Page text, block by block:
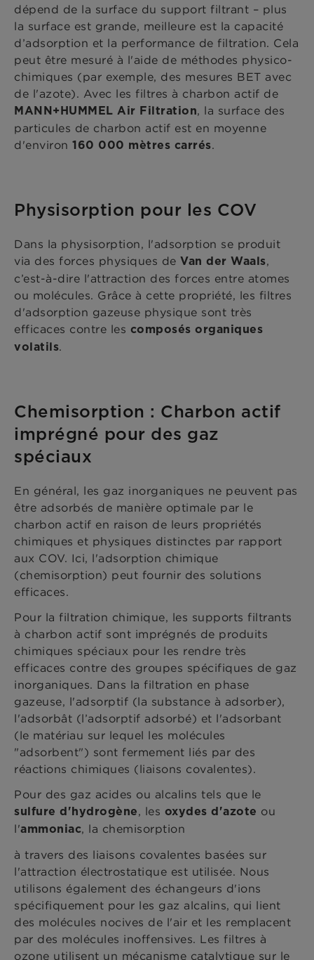
dépend de la surface du support filtrant – plus
la surface est grande, meilleure est la capacité
d’adsorption et la performance de filtration. Cela
peut être mesuré à l'aide de méthodes physico-
chimiques (par exemple, des mesures BET avec
de l'azote). Avec les filtres à charbon actif de
MANN+HUMMEL Air Filtration, la surface des
particules de charbon actif est en moyenne
d'environ 160 000 mètres carrés.
Physisorption pour les COV
Dans la physisorption, l'adsorption se produit
via des forces physiques de Van der Waals,
c’est-à-dire l'attraction des forces entre atomes
ou molécules. Grâce à cette propriété, les filtres
d'adsorption gazeuse physique sont très
efficaces contre les composés organiques
volatils.
Chemisorption : Charbon actif
imprégné pour des gaz
spéciaux
En général, les gaz inorganiques ne peuvent pas
être adsorbés de manière optimale par le
charbon actif en raison de leurs propriétés
chimiques et physiques distinctes par rapport
aux COV. Ici, l'adsorption chimique
(chemisorption) peut fournir des solutions
efficaces.
Pour la filtration chimique, les supports filtrants
à charbon actif sont imprégnés de produits
chimiques spéciaux pour les rendre très
efficaces contre des groupes spécifiques de gaz
inorganiques. Dans la filtration en phase
gazeuse, l'adsorptif (la substance à adsorber),
l'adsorbât (l’adsorptif adsorbé) et l'adsorbant
(le matériau sur lequel les molécules
"adsorbent") sont fermement liés par des
réactions chimiques (liaisons covalentes).
Pour des gaz acides ou alcalins tels que le
sulfure d'hydrogène, les oxydes d'azote ou
l'ammoniac, la chemisorption
à travers des liaisons covalentes basées sur
l'attraction électrostatique est utilisée. Nous
utilisons également des échangeurs d'ions
spécifiquement pour les gaz alcalins, qui lient
des molécules nocives de l'air et les remplacent
par des molécules inoffensives. Les filtres à
ozone utilisent un mécanisme catalytique sur le